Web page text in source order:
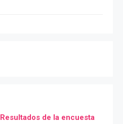
Resultados de la encuesta